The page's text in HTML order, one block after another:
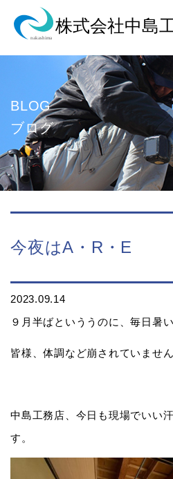
BLOG
ブログ
今夜はA・R・E
2023.09.14
９月半ばといううのに、毎日暑い
皆様、体調など崩されていませ
中島工務店、今日も現場でいい
す。